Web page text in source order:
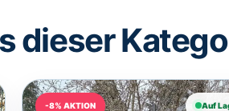
dieser
-8% AKTION Auf